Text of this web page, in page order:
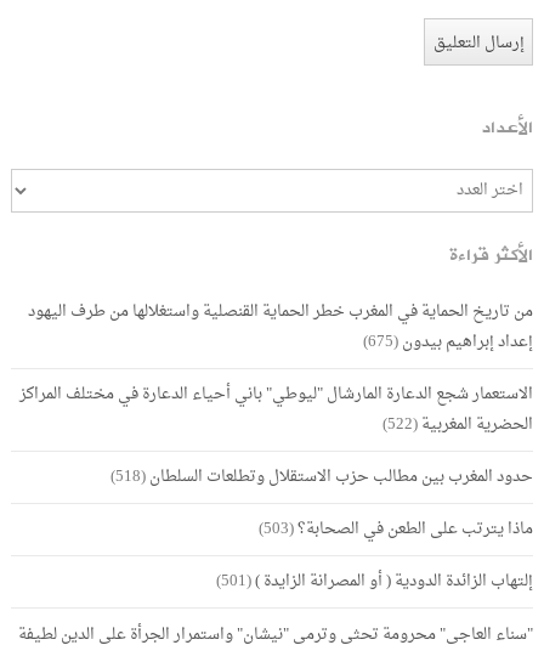
الأعداد
الأكثر قراءة
من تاريخ الحماية في المغرب خطر الحماية القنصلية واستغلالها من طرف اليهود
إعداد إبراهيم بيدون(675)
الاستعمار شجع الدعارة المارشال "ليوطي" باني أحياء الدعارة في مختلف المراكز
الحضرية المغربية(522)
حدود المغرب بين مطالب حزب الاستقلال وتطلعات السلطان(518)
ماذا يترتب على الطعن في الصحابة؟(503)
إلتهاب الزائدة الدودية ( أو المصرانة الزايدة )(501)
"سناء العاجي" محرومة تحثي وترمي "نيشان" واستمرار الجرأة على الدين لطيفة